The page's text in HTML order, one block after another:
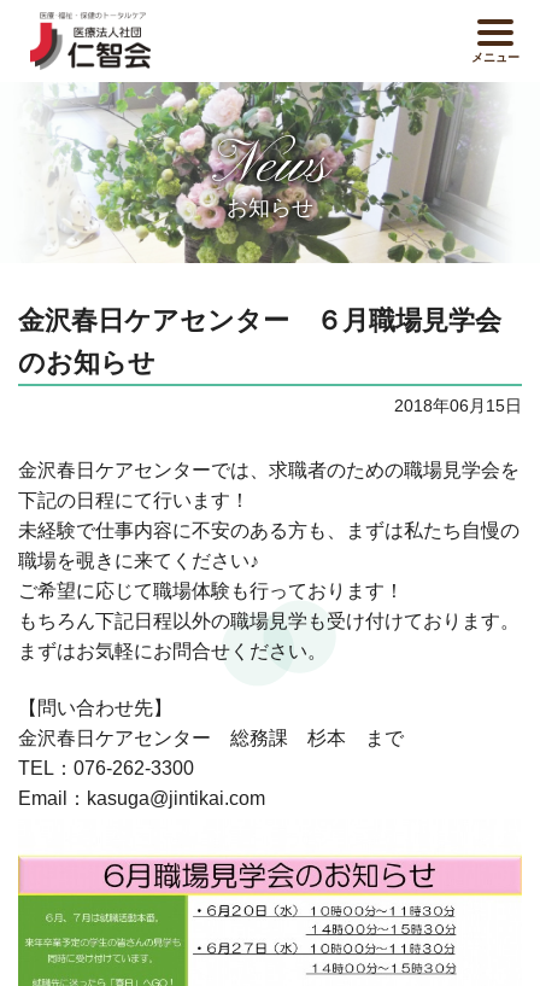
メニュー
News
お知らせ
金沢春日ケアセンター ６月職場見学会
のお知らせ
2018年06月15日
金沢春日ケアセンターでは、求職者のための職場見学会を
下記の日程にて行います！
未経験で仕事内容に不安のある方も、まずは私たち自慢の
職場を覗きに来てください♪
ご希望に応じて職場体験も行っております！
もちろん下記日程以外の職場見学も受け付けております。
まずはお気軽にお問合せください。
【問い合わせ先】
金沢春日ケアセンター 総務課 杉本 まで
TEL：076-262-3300
Email：kasuga@jintikai.com